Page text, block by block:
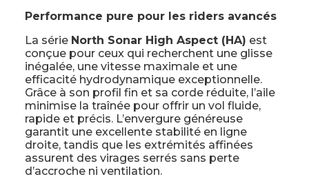
Performance pure pour les riders avancés
La série North Sonar High Aspect (HA) est
conçue pour ceux qui recherchent une glisse
inégalée, une vitesse maximale et une
efficacité hydrodynamique exceptionnelle.
Grâce à son profil fin et sa corde réduite, l’aile
minimise la traînée pour offrir un vol fluide,
rapide et précis. L’envergure généreuse
garantit une excellente stabilité en ligne
droite, tandis que les extrémités affinées
assurent des virages serrés sans perte
d’accroche ni ventilation.